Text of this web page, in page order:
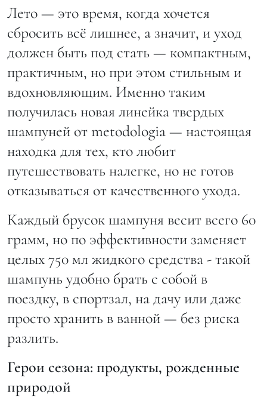
Лето — это время, когда хочется
сбросить всё лишнее, а значит, и уход
должен быть под стать — компактным,
практичным, но при этом стильным и
вдохновляющим. Именно таким
получилась новая линейка твердых
шампуней от metodologia — настоящая
находка для тех, кто любит
путешествовать налегке, но не готов
отказываться от качественного ухода.
Каждый брусок шампуня весит всего 60
грамм, но по эффективности заменяет
целых 750 мл жидкого средства - такой
шампунь удобно брать с собой в
поездку, в спортзал, на дачу или даже
просто хранить в ванной — без риска
разлить.
Герои сезона: продукты, рожденные
природой